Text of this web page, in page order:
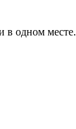
в одном месте.